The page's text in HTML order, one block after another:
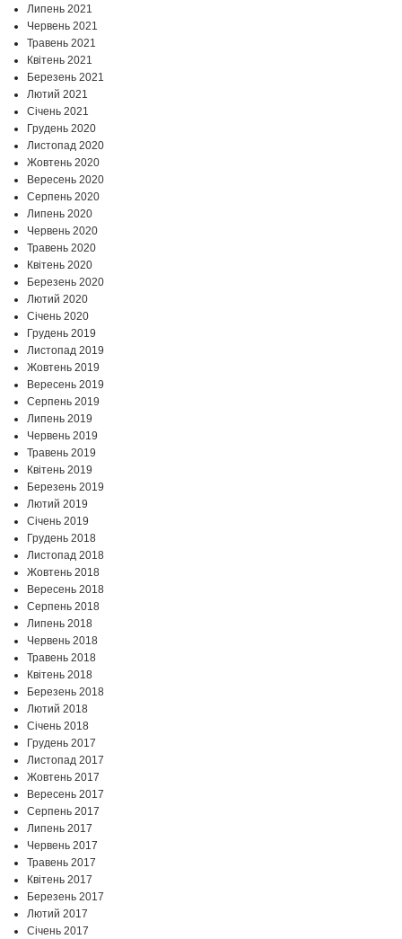
Липень 2021
Червень 2021
Травень 2021
Квітень 2021
Березень 2021
Лютий 2021
Січень 2021
Грудень 2020
Листопад 2020
Жовтень 2020
Вересень 2020
Серпень 2020
Липень 2020
Червень 2020
Травень 2020
Квітень 2020
Березень 2020
Лютий 2020
Січень 2020
Грудень 2019
Листопад 2019
Жовтень 2019
Вересень 2019
Серпень 2019
Липень 2019
Червень 2019
Травень 2019
Квітень 2019
Березень 2019
Лютий 2019
Січень 2019
Грудень 2018
Листопад 2018
Жовтень 2018
Вересень 2018
Серпень 2018
Липень 2018
Червень 2018
Травень 2018
Квітень 2018
Березень 2018
Лютий 2018
Січень 2018
Грудень 2017
Листопад 2017
Жовтень 2017
Вересень 2017
Серпень 2017
Липень 2017
Червень 2017
Травень 2017
Квітень 2017
Березень 2017
Лютий 2017
Січень 2017